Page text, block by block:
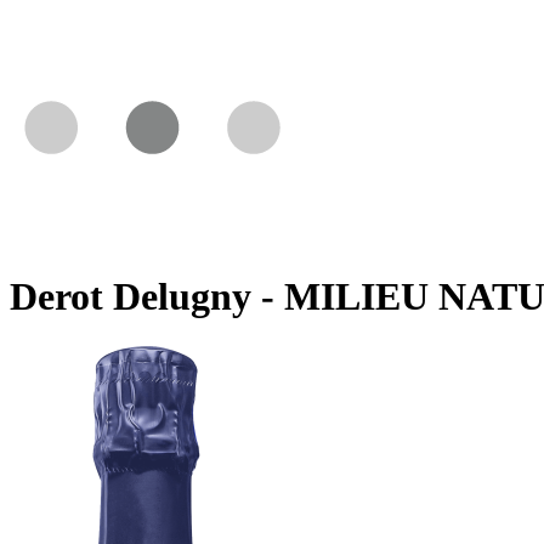
Derot Delugny - MILIEU